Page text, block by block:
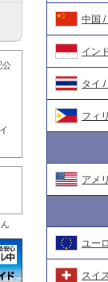
公
中国
イン
タイ
フィ
アメ
ユー
スイ